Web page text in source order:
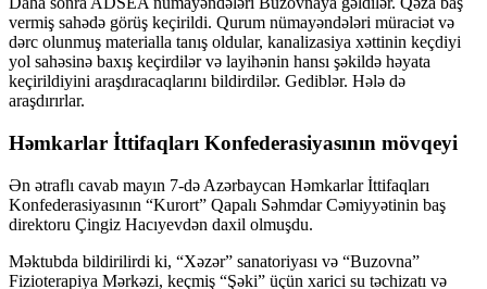
vermiş sahədə görüş keçirildi. Qurum nümayəndələri müraciət və
dərc olunmuş materialla tanış oldular, kanalizasiya xəttinin keçdiyi
yol sahəsinə baxış keçirdilər və layihənin hansı şəkildə həyata
keçirildiyini araşdıracaqlarını bildirdilər. Gediblər. Hələ də
araşdırırlar.
Həmkarlar İttifaqları Konfederasiyasının mövqeyi
Ən ətraflı cavab mayın 7-də Azərbaycan Həmkarlar İttifaqları
Konfederasiyasının “Kurort” Qapalı Səhmdar Cəmiyyətinin baş
direktoru Çingiz Hacıyevdən daxil olmuşdu.
Məktubda bildirilirdi ki, “Xəzər” sanatoriyası və “Buzovna”
Fizioterapiya Mərkəzi, keçmiş “Şəki” üçün xarici su təchizatı və